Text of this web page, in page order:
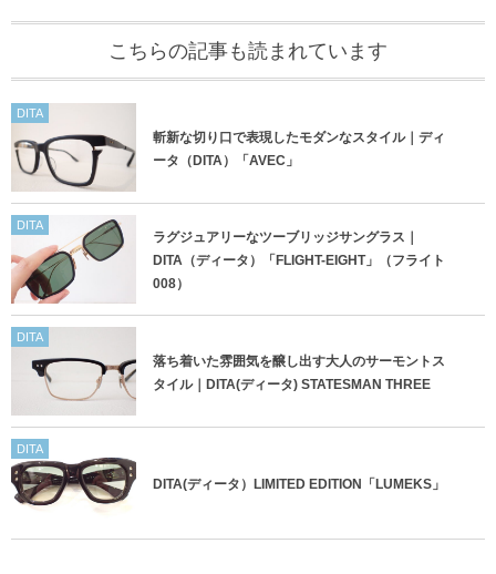
こちらの記事も読まれています
DITA
斬新な切り口で表現したモダンなスタイル｜ディ
ータ（DITA）「AVEC」
DITA
ラグジュアリーなツーブリッジサングラス｜
DITA（ディータ）「FLIGHT-EIGHT」（フライト
008）
DITA
落ち着いた雰囲気を醸し出す大人のサーモントス
タイル｜DITA(ディータ) STATESMAN THREE
DITA
DITA(ディータ）LIMITED EDITION「LUMEKS」